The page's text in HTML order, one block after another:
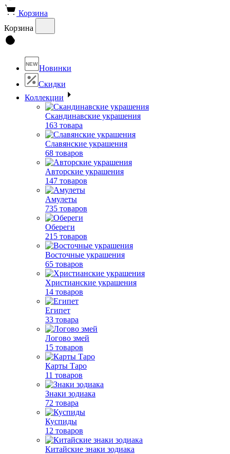
Корзина
Корзина
NEW Новинки
Скидки
Коллекции
Скандинавские украшения
163 товара
Славянские украшения
68 товаров
Авторские украшения
147 товаров
Амулеты
735 товаров
Обереги
215 товаров
Восточные украшения
65 товаров
Христианские украшения
14 товаров
Египет
33 товара
Логово змей
15 товаров
Карты Таро
11 товаров
Знаки зодиака
72 товара
Куспиды
12 товаров
Китайские знаки зодиака